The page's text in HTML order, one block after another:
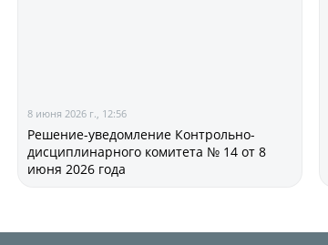
8 июня 2026 г., 12:56
Решение-уведомление Контрольно-
дисциплинарного комитета № 14 от 8
июня 2026 года